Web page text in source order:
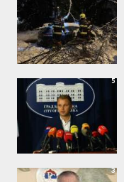
5
3